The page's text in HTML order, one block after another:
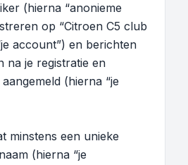
(hierna “anonieme
op “Citroen C5 club
account”) en berichten
na je registratie en
(hierna “je
minstens een unieke
(hierna “je